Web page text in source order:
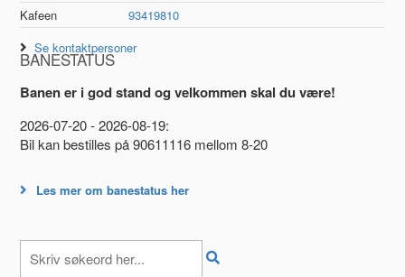
Kafeen
93419810
Se kontaktpersoner
BANESTATUS
Banen er i god stand og velkommen skal du være!
2026-07-20 - 2026-08-19:
Bil kan bestilles på 90611116 mellom 8-20
Les mer om banestatus her